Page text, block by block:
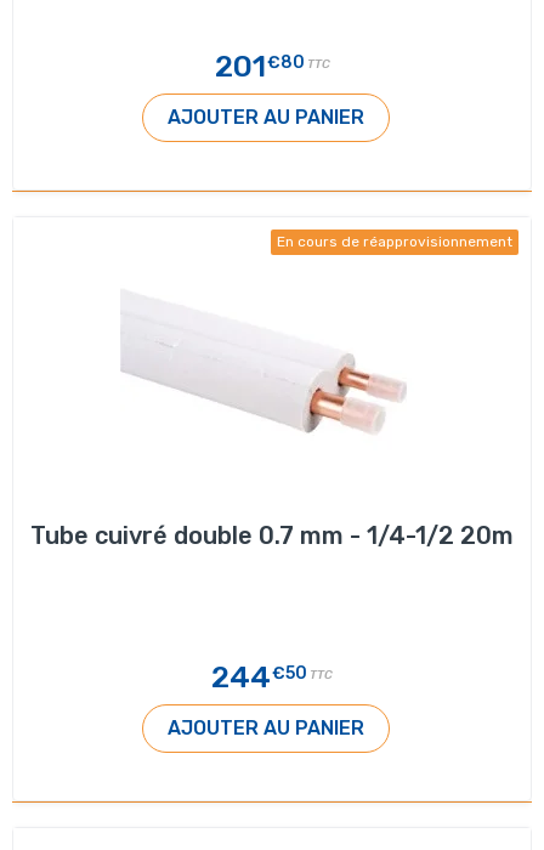
201€80 TTC
AJOUTER AU PANIER
En cours de réapprovisionnement
Tube cuivré double 0.7 mm - 1/4-1/2 20m
244€50 TTC
AJOUTER AU PANIER